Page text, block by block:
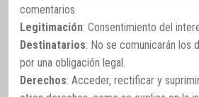
comentarios
Legitimación: Consentimiento del
Destinatarios: No se comunicarán los
por una obligación legal.
Derechos: Acceder, rectificar y